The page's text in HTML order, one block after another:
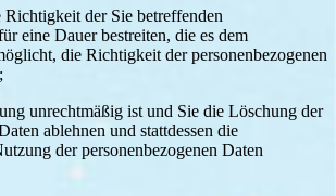
der Sie betreffenden
eine Dauer bestreiten, die es dem
die Richtigkeit der personenbezogenen
unrechtmäßig ist und Sie die Löschung der
ablehnen und stattdessen die
der personenbezogenen Daten